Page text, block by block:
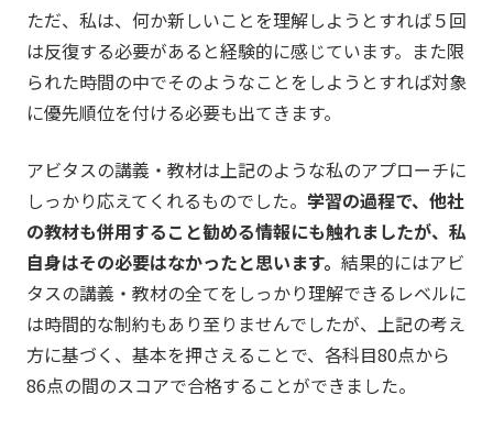
ただ、私は、何か新しいことを理解しようとすれば５回
は反復する必要があると経験的に感じています。また限
られた時間の中でそのようなことをしようとすれば対象
に優先順位を付ける必要も出てきます。
アビタスの講義・教材は上記のような私のアプローチに
しっかり応えてくれるものでした。 学習の過程で、他社
の教材も併用すること勧める情報にも触れましたが、私
自身はその必要はなかったと思います。 結果的にはアビ
タスの講義・教材の全てをしっかり理解できるレベルに
は時間的な制約もあり至りませんでしたが、上記の考え
方に基づく、基本を押さえることで、各科目80点から
86点の間のスコアで合格することができました。